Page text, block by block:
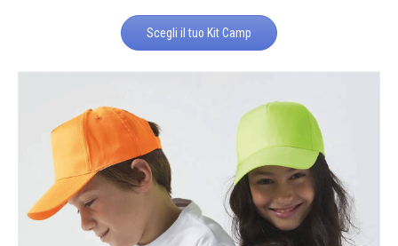
Scegli il tuo Kit Camp